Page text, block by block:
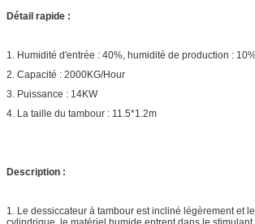
Détail rapide :
1. Humidité d'entrée : 40%, humidité de production :
2. Capacité : 2000KG/Hour
3. Puissance : 14KW
4. La taille du tambour : 11.5*1.2m
Description :
1. Le dessiccateur à tambour est incliné légèrement et